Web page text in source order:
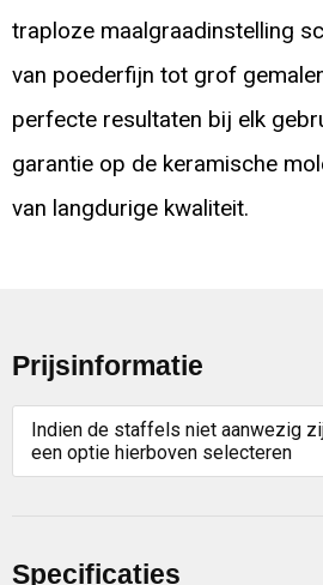
traploze maalgraadinstelling
van poederfijn tot grof
perfecte resultaten bij elk
garantie op de keramische
van langdurige kwaliteit.
Prijsinformatie
Indien de staffels niet aanwezig
een optie hierboven selecteren
Specificaties